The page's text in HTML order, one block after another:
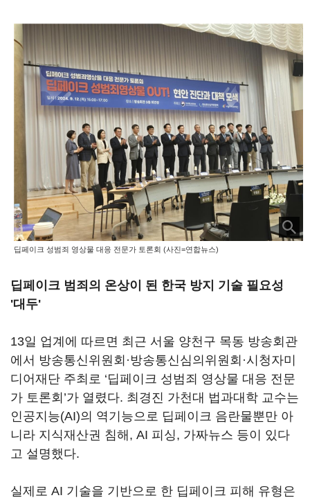
딥페이크 성범죄 영상물 대응 전문가 토론회 (사진=연합뉴스)
딥페이크 범죄의 온상이 된 한국 방지 기술 필요성
'대두'
13일 업계에 따르면 최근 서울 양천구 목동 방송회관
에서 방송통신위원회·방송통신심의위원회·시청자미
디어재단 주최로 ‘딥페이크 성범죄 영상물 대응 전문
가 토론회’가 열렸다. 최경진 가천대 법과대학 교수는
인공지능(AI)의 역기능으로 딥페이크 음란물뿐만 아
니라 지식재산권 침해, AI 피싱, 가짜뉴스 등이 있다
고 설명했다.
실제로 AI 기술을 기반으로 한 딥페이크 피해 유형은